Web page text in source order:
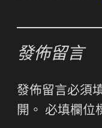
發佈留言
發佈留言必須
開。 必填欄位